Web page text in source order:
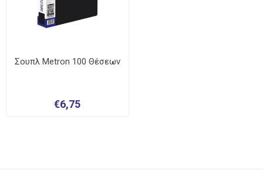
Σουπλ Metron 100 Θέσεων
€6,75